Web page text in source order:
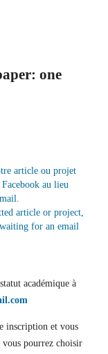
one
article ou projet
Facebook au lieu
article or project,
for an email
académique à
inscription et vous
vous pourrez choisir